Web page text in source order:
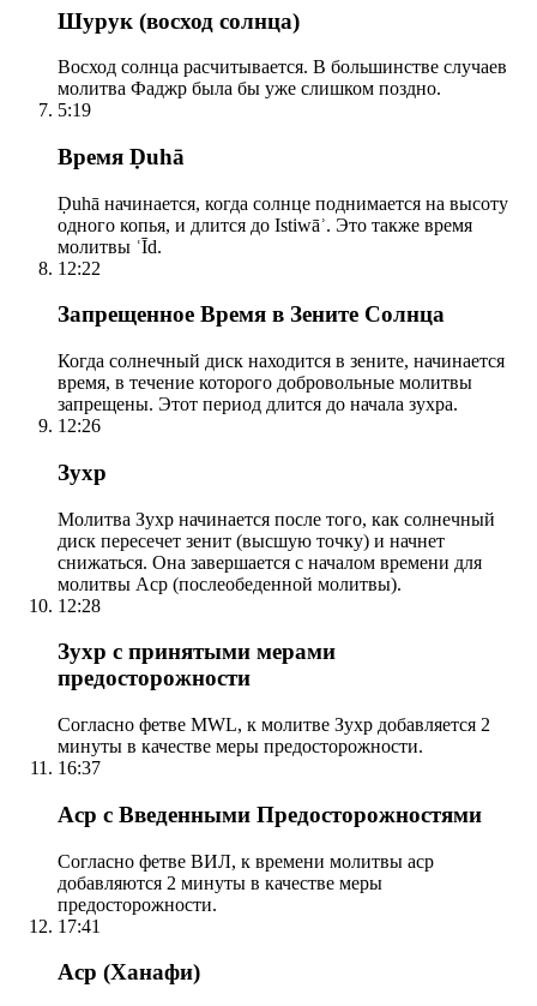
Шурук (восход солнца)
Восход солнца расчитывается. В большинстве случаев
молитва Фаджр была бы уже слишком поздно.
5:19
Время Ḍuhā
Ḍuhā начинается, когда солнце поднимается на высоту
одного копья, и длится до Istiwāʾ. Это также время
молитвы ʿĪd.
12:22
Запрещенное Время в Зените Солнца
Когда солнечный диск находится в зените, начинается
время, в течение которого добровольные молитвы
запрещены. Этот период длится до начала зухра.
12:26
Зухр
Молитва Зухр начинается после того, как солнечный
диск пересечет зенит (высшую точку) и начнет
снижаться. Она завершается с началом времени для
молитвы Аср (послеобеденной молитвы).
12:28
Зухр с принятыми мерами
предосторожности
Согласно фетве MWL, к молитве Зухр добавляется 2
минуты в качестве меры предосторожности.
16:37
Аср с Введенными Предосторожностями
Согласно фетве ВИЛ, к времени молитвы аср
добавляются 2 минуты в качестве меры
предосторожности.
17:41
Аср (Ханафи)